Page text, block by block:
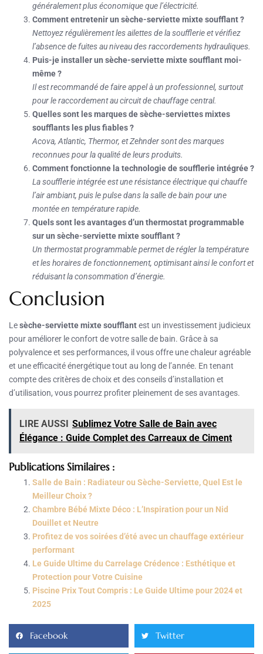
généralement plus économique que l’électricité.
Comment entretenir un sèche-serviette mixte soufflant ?
Nettoyez régulièrement les ailettes de la soufflerie et vérifiez
l’absence de fuites au niveau des raccordements hydrauliques.
Puis-je installer un sèche-serviette mixte soufflant moi-
même ?
Il est recommandé de faire appel à un professionnel, surtout
pour le raccordement au circuit de chauffage central.
Quelles sont les marques de sèche-serviettes mixtes
soufflants les plus fiables ?
Acova, Atlantic, Thermor, et Zehnder sont des marques
reconnues pour la qualité de leurs produits.
Comment fonctionne la technologie de soufflerie intégrée ?
La soufflerie intégrée est une résistance électrique qui chauffe
l’air ambiant, puis le pulse dans la salle de bain pour une
montée en température rapide.
Quels sont les avantages d’un thermostat programmable
sur un sèche-serviette mixte soufflant ?
Un thermostat programmable permet de régler la température
et les horaires de fonctionnement, optimisant ainsi le confort et
réduisant la consommation d’énergie.
Conclusion
Lesèche-serviette mixte soufflantest un investissement judicieux
pour améliorer le confort de votre salle de bain. Grâce à sa
polyvalence et ses performances, il vous offre une chaleur agréable
et une efficacité énergétique tout au long de l’année. En tenant
compte des critères de choix et des conseils d’installation et
d’utilisation, vous pourrez profiter pleinement de ses avantages.
LIRE AUSSI Sublimez Votre Salle de Bain avec
Élégance : Guide Complet des Carreaux de Ciment
Publications Similaires :
Salle de Bain : Radiateur ou Sèche-Serviette, Quel Est le
Meilleur Choix ?
Chambre Bébé Mixte Déco : L’Inspiration pour un Nid
Douillet et Neutre
Profitez de vos soirées d’été avec un chauffage extérieur
performant
Le Guide Ultime du Carrelage Crédence : Esthétique et
Protection pour Votre Cuisine
Piscine Prix Tout Compris : Le Guide Ultime pour 2024 et
2025
Facebook Twitter